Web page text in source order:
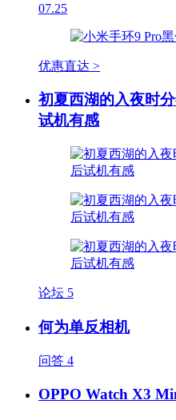
07.25
优惠直达 >
初夏西湖的入夜时
试机有感
论坛 5
何为单反相机
问答 4
OPPO Watch X3